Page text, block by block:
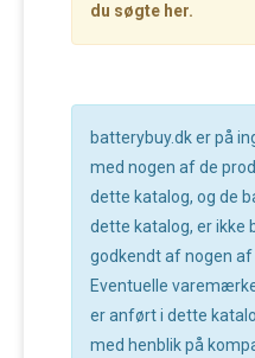
du søgte her.
batterybuy.dk er på
med nogen af de
dette katalog, og de
dette katalog, er ikke
godkendt af nogen
Eventuelle
er anført i dette
med henblik på